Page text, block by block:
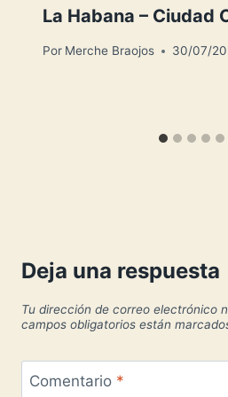
La Habana – Ciudad
Por Merche Braojos 30/07/
Deja una respuesta
Tu dirección de correo electrónico
campos obligatorios están
Comentario *